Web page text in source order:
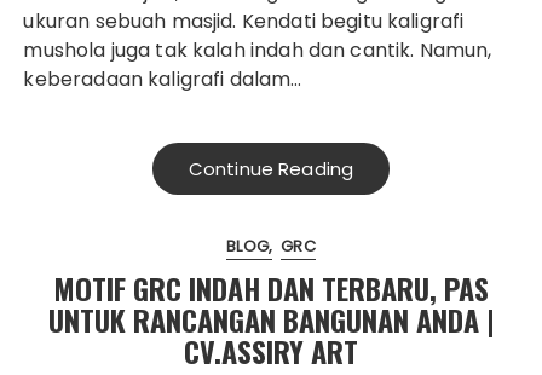
ukuran sebuah masjid. Kendati begitu kaligrafi
mushola juga tak kalah indah dan cantik. Namun,
keberadaan kaligrafi dalam…
Continue Reading
BLOG GRC
MOTIF GRC INDAH DAN TERBARU, PAS
UNTUK RANCANGAN BANGUNAN ANDA |
CV.ASSIRY ART